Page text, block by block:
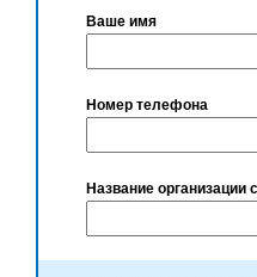
Ваше имя
Номер телефона
Название организации